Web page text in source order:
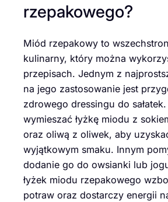
rzepakowego?
Miód rzepakowy to
kulinarny, który można
przepisach. Jednym z
na jego zastosowanie jest
zdrowego dressingu do
wymieszać łyżkę miodu z
oraz oliwą z oliwek, aby
wyjątkowym smaku. Innym
dodanie go do owsianki lub
łyżek miodu rzepakowego
potraw oraz dostarczy energii